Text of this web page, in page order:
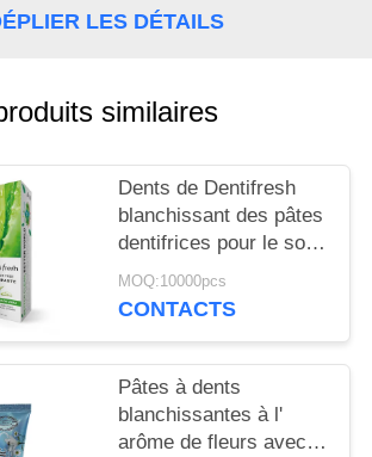
LES DÉTAILS
similaires
Dents de Dentifresh
blanchissant des pâtes
dentifrices pour le soin
oral professionnel non
toxique
MOQ:10000pcs
CONTACTS
Pâtes à dents
blanchissantes à l'
arôme de fleurs avec